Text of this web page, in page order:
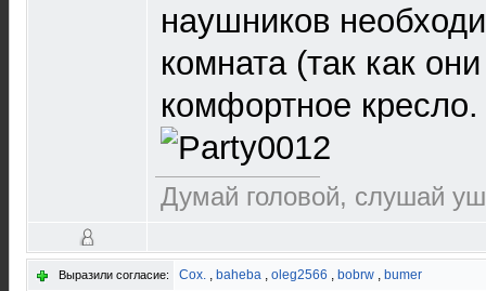
наушников
комната (так как
комфортное кресло.
Думай головой, слушай
Выразили согласие: Cox. , baheba , oleg2566 , bobrw , bumer